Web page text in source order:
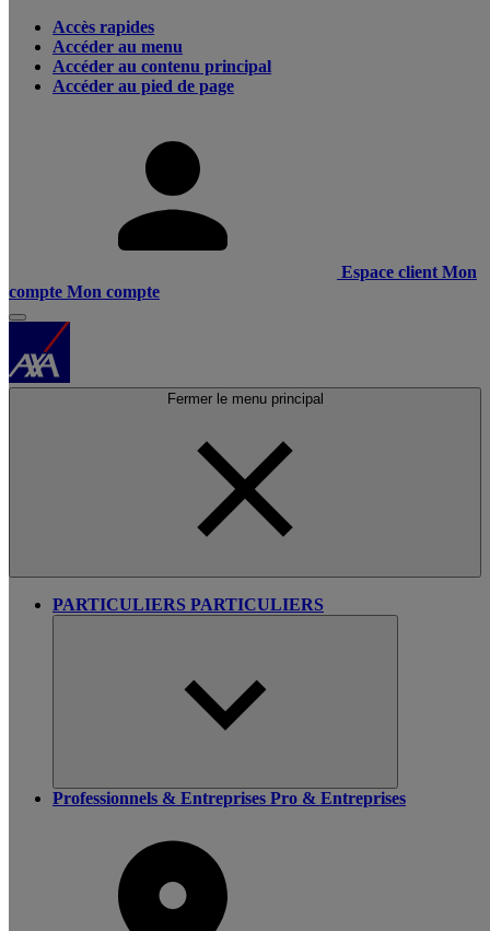
Accès rapides
Accéder au menu
Accéder au contenu principal
Accéder au pied de page
Espace client Mon
compte Mon compte
Fermer le menu principal
PARTICULIERS PARTICULIERS
Professionnels & Entreprises Pro & Entreprises